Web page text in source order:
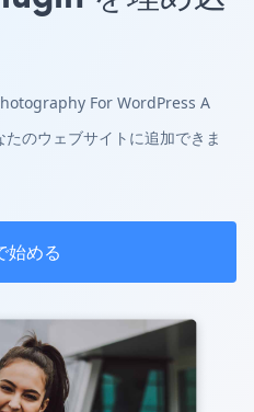
For WordPress A
のウェブサイトに追加できま
始める